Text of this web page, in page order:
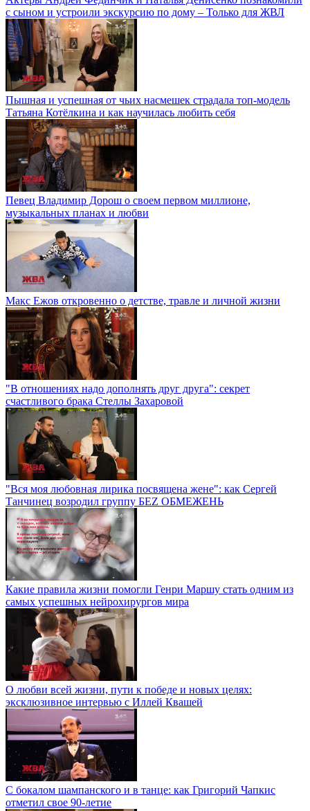
с сыном и устроили экскурсию по дому – Только для ЖВЛ
Пышная и успешная от чьих насмешек страдала топ-модель
Татьяна Котёлкина и как научилась любить себя
Певец Владимир Дорош о своем первом миллионе,
музыкальных планах и любви
Макс Ежов откровенно о детстве, травле и личной жизни
"В отношениях надо дополнять друг друга": секрет
счастливого брака Стеллы Захаровой
"Вся моя любовная лирика посвящена жене": как Сергей
Танчинец возродил группу БЕZ ОБМЕЖЕНЬ
Какие правила жизни помогли Генри Маршу стать одним из
самых успешных нейрохирургов мира
О любви всей жизни, пути к победе и новых целях:
эксклюзивное интервью с Иллей Квашей
С бокалом шампанского и в танце: как Григорий Чапкис
отметил свое 90-летие